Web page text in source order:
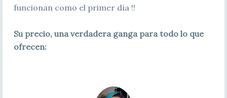
funcionan como el primer día !!
Su precio, una verdadera ganga para todo lo que
ofrecen: